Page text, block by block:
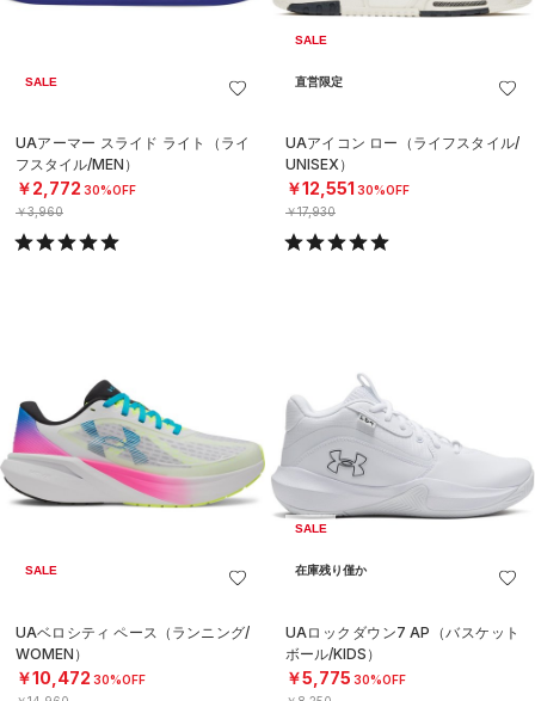
SALE
UAアーマー スライド ライト（ライ
フスタイル/MEN）
￥2,772 30%OFF
￥3,960
SALE
直営限定
UAアイコン ロー（ライフスタイル/
UNISEX）
￥12,551 30%OFF
￥17,930
SALE
UAベロシティ ペース（ランニング/
WOMEN）
￥10,472 30%OFF
SALE
在庫残り僅か
UAロックダウン7 AP（バスケット
ボール/KIDS）
￥5,775 30%OFF